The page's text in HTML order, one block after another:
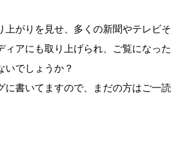
上がりを見せ、多くの新聞やテレビそ
ィアにも取り上げられ、ご覧になった
いでしょうか？
に書いてますので、まだの方はご一読